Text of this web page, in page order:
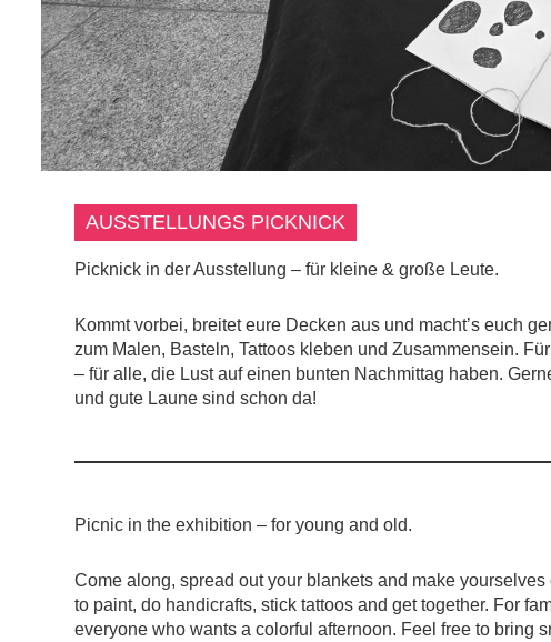
AUSSTELLUNGS PICKNICK
Picknick in der Ausstellung – für kleine & große Leute.
Kommt vorbei, breitet eure Decken aus und macht’s euch
zum Malen, Basteln, Tattoos kleben und Zusammensein.
– für alle, die Lust auf einen bunten Nachmittag haben.
und gute Laune sind schon da!
Picnic in the exhibition – for young and old.
Come along, spread out your blankets and make
to paint, do handicrafts, stick tattoos and get together. For
everyone who wants a colorful afternoon. Feel free to bring